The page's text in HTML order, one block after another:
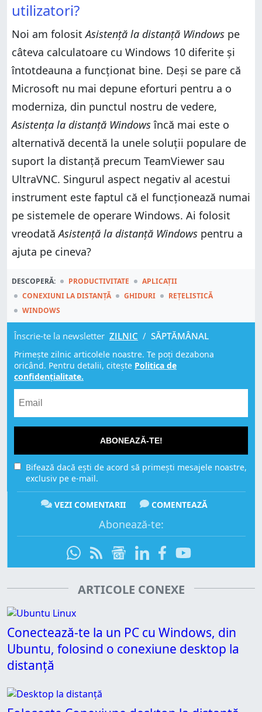
utilizatori?
Noi am folositAsistență la distanță Windows pe
câteva calculatoare cu Windows 10 diferite și
întotdeauna a funcționat bine. Deși se pare că
Microsoft nu mai depune eforturi pentru a o
moderniza, din punctul nostru de vedere,
Asistența la distanță Windowsîncă mai este o
alternativă decentă la unele soluții populare de
suport la distanță precum TeamViewer sau
UltraVNC. Singurul aspect negativ al acestui
instrument este faptul că el funcționează numai
pe sistemele de operare Windows. Ai folosit
vreodatăAsistență la distanță Windows pentru a
ajuta pe cineva?
DESCOPERĂ: PRODUCTIVITATE
APLICAȚII
CONEXIUNI LA DISTANȚĂ
GHIDURI
REȚELISTICĂ
WINDOWS
Înscrie-te la newsletter ZILNIC / SĂPTĂMÂNAL
Primește zilnic articolele noastre. Te poți dezabona
oricând. Pentru detalii, citește Politica de
confidențialitate.
ABONEAZĂ-TE!
Bifează dacă ești de acord să primești mesajele noastre,
exclusiv pe e-mail.
VEZI COMENTARII COMENTEAZĂ
Abonează-te:
ARTICOLE CONEXE
Conectează-te la un PC cu Windows, din
Ubuntu, folosind o conexiune desktop la
distanță